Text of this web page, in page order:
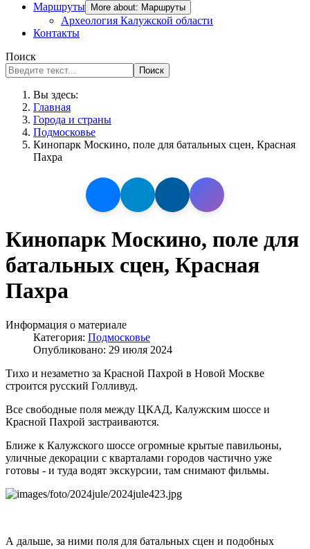
Маршруты
More about: Маршруты
Археология Калужской области
Контакты
Поиск
Поиск
Вы здесь:
Главная
Города и страны
Подмосковье
Кинопарк Москино, поле для батальных сцен, Красная
Пахра
Кинопарк Москино, поле для
батальных сцен, Красная
Пахра
Информация о материале
Категория: Подмосковье
Опубликовано: 29 июля 2024
Тихо и незаметно за Красной Пахрой в Новой Москве
строится русский Голливуд.
Все свободные поля между ЦКАД, Калужским шоссе и
Красной Пахрой застраиваются.
Ближе к Калужского шоссе огромные крытые павильоны,
уличные декорации с кварталами городов частично уже
готовы - и туда водят экскурсии, там снимают фильмы.
А дальше, за ними поля для батальных сцен и подобных